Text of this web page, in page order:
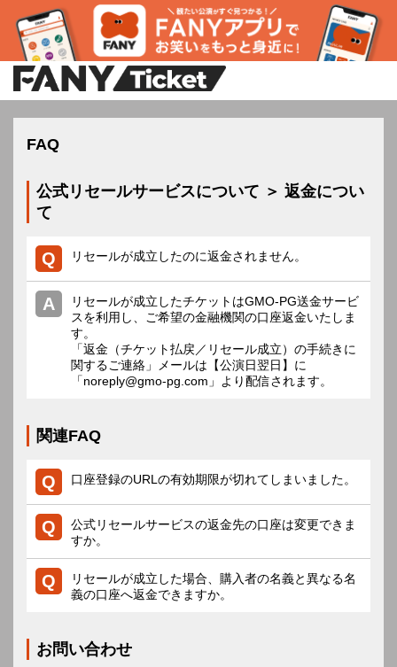
FAQ
公式リセールサービスについて ＞ 返金につい
て
リセールが成立したのに返金されません。
リセールが成立したチケットはGMO-PG送金サービ
スを利用し、ご希望の金融機関の口座返金いたしま
す。
「返金（チケット払戻／リセール成立）の手続きに
関するご連絡」メールは【公演日翌日】に
「noreply@gmo-pg.com」より配信されます。
関連FAQ
口座登録のURLの有効期限が切れてしまいました。
公式リセールサービスの返金先の口座は変更できま
すか。
リセールが成立した場合、購入者の名義と異なる名
義の口座へ返金できますか。
お問い合わせ